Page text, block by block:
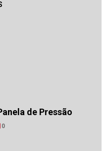
de Pressão
0